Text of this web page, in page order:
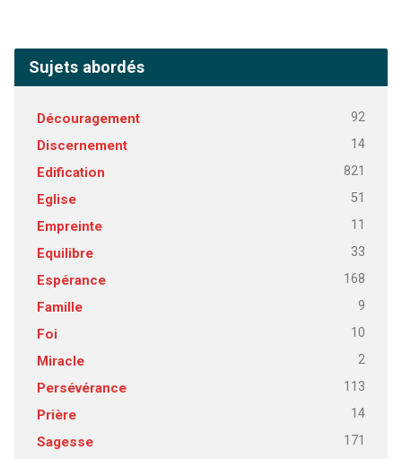
Sujets abordés
Découragement 92
Discernement 14
Edification 821
Eglise 51
Empreinte 11
Equilibre 33
Espérance 168
Famille 9
Foi 10
Miracle 2
Persévérance 113
Prière 14
Sagesse 171